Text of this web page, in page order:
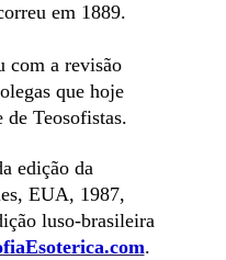
em 1889.
com a revisão
que hoje
de Teosofistas.
edição da
EUA, 1987,
luso-brasileira
.